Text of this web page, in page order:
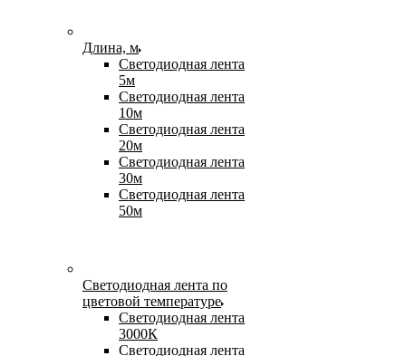
Длина, м
Светодиодная лента
5м
Светодиодная лента
10м
Светодиодная лента
20м
Светодиодная лента
30м
Светодиодная лента
50м
Светодиодная лента по
цветовой температуре
Светодиодная лента
3000К
Светодиодная лента